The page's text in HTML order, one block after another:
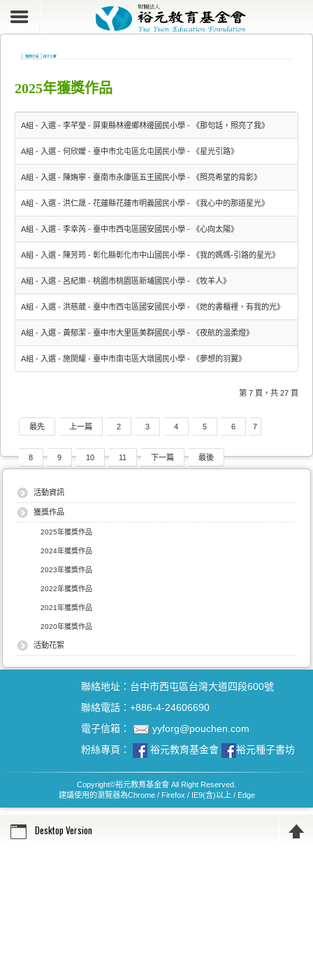
2025年獲獎作品
A組 - 入選 - 李芊瑩 - 屏東縣林邊鄉林邊國民小學 - 《那句話，照亮了我》
A組 - 入選 - 何欣嬡 - 臺中市北屯區北屯國民小學 - 《星光引路》
A組 - 入選 - 陳姷寧 - 臺南市永康區五王國民小學 - 《照亮希望的背影》
A組 - 入選 - 洪仁晟 - 花蓮縣花蓮市明義國民小學 - 《我心中的那道星光》
A組 - 入選 - 李幸芮 - 臺中市西屯區國安國民小學 - 《心向太陽》
A組 - 入選 - 陳芳筠 - 彰化縣彰化市中山國民小學 - 《我的媽媽-引路的星光》
A組 - 入選 - 呂紀樂 - 桃園市桃園區新埔國民小學 - 《牧羊人》
A組 - 入選 - 洪慈葳 - 臺中市西屯區國安國民小學 - 《她的書櫃裡，有我的光》
A組 - 入選 - 黃郁潔 - 臺中市大里區美群國民小學 - 《夜航的溫柔燈》
A組 - 入選 - 施閔耀 - 臺中市南屯區大墩國民小學 - 《夢想的羽翼》
第 7 頁，共 27 頁
最先 上一篇 2 3 4 5 6 7
8 9 10 11 下一篇 最後
活動資訊
獲獎作品
2025年獲獎作品
2024年獲獎作品
2023年獲獎作品
2022年獲獎作品
2021年獲獎作品
2020年獲獎作品
活動花絮
聯絡地址：台中市西屯區台灣大道四段600號
聯絡電話：+886-4-24606690
電子信箱：
yyforg@pouchen.com
粉絲專頁：
裕元教育基金會 裕元種子書坊
Copyright©裕元教育基金會 All Right Reserved.
建議使用的瀏覽器為Chrome / Firefox / IE9(含)以上 / Edge
Desktop Version